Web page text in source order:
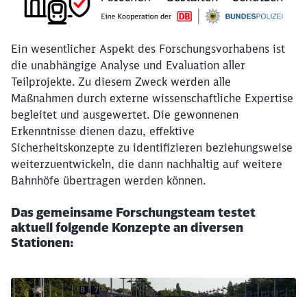
Ein wesentlicher Aspekt des Forschungsvorhabens ist
die unabhängige Analyse und Evaluation aller
Teilprojekte. Zu diesem Zweck werden alle
Maßnahmen durch externe wissenschaftliche Expertise
begleitet und ausgewertet. Die gewonnenen
Erkenntnisse dienen dazu, effektive
Sicherheitskonzepte zu identifizieren beziehungsweise
weiterzuentwickeln, die dann nachhaltig auf weitere
Bahnhöfe übertragen werden können.
Das gemeinsame Forschungsteam testet
aktuell folgende Konzepte an diversen
Stationen: